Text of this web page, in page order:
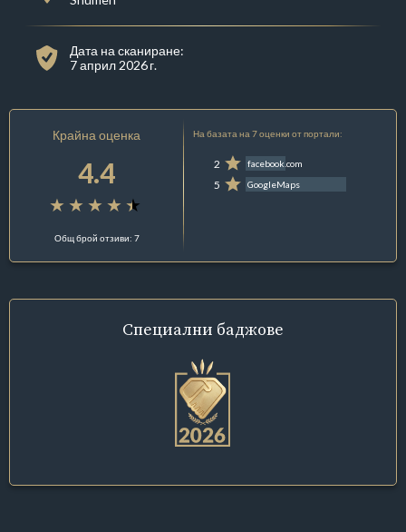
Дата на сканиране:
7 април 2026 г.
Крайна оценка
4.4
Общ брой отзиви: 7
На базата на 7 оценки от портали:
2 facebook.com
5 GoogleMaps
Специални баджове